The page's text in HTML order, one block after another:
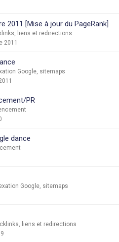
2011 [Mise à jour du PageRank]
liens et redirections
2011
Google, sitemaps
PR
dance
Google, sitemaps
liens et redirections